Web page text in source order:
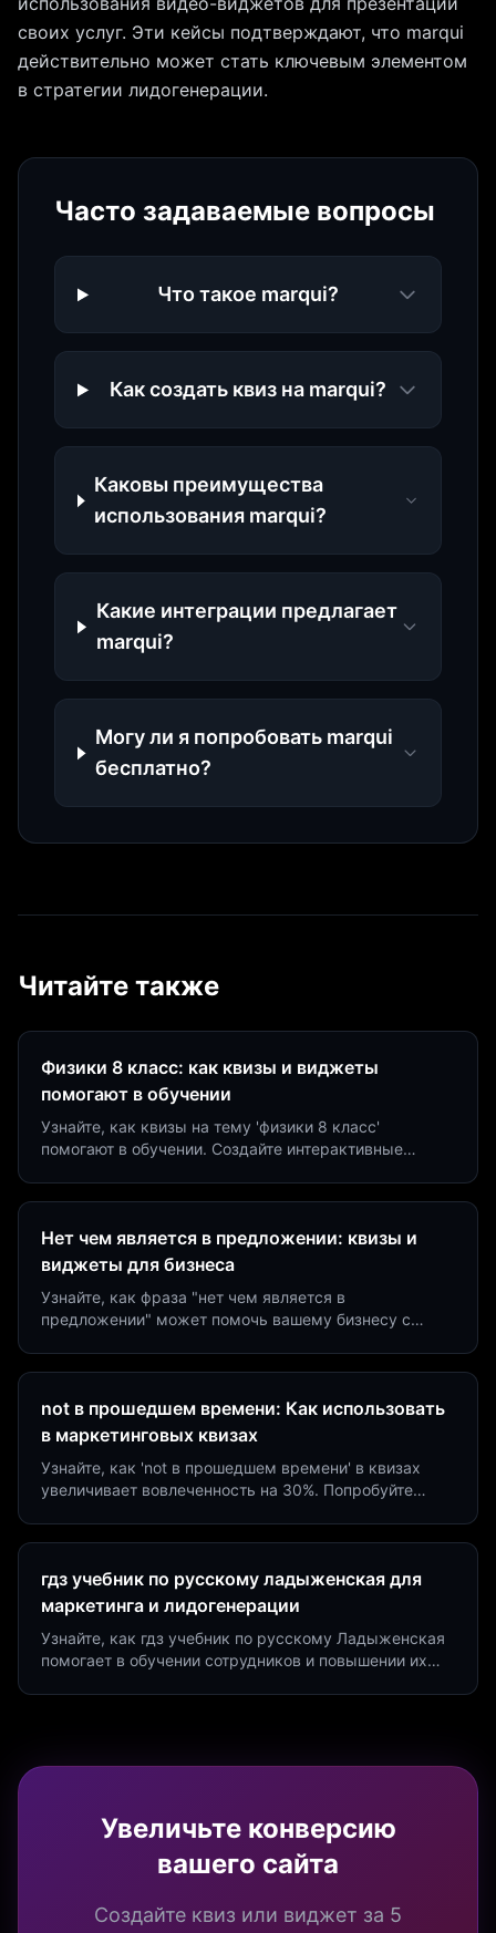
своих услуг. Эти кейсы подтверждают, что marqui
действительно может стать ключевым элементом
в стратегии лидогенерации.
Часто задаваемые вопросы
Что такое marqui?
Как создать квиз на marqui?
Каковы преимущества
использования marqui?
Какие интеграции предлагает
marqui?
Могу ли я попробовать marqui
бесплатно?
Читайте также
Физики 8 класс: как квизы и виджеты
помогают в обучении
Узнайте, как квизы на тему 'физики 8 класс'
помогают в обучении. Создайте интерактивные
Нет чем является в предложении: квизы и
виджеты для бизнеса
Узнайте, как фраза "нет чем является в
предложении" может помочь вашему бизнесу с
not в прошедшем времени: Как использовать
в маркетинговых квизах
Узнайте, как 'not в прошедшем времени' в квизах
увеличивает вовлеченность на 30%. Попробуйте
гдз учебник по русскому ладыженская для
маркетинга и лидогенерации
Узнайте, как гдз учебник по русскому Ладыженская
помогает в обучении сотрудников и повышении их
Увеличьте конверсию
вашего сайта
Создайте квиз или виджет за 5